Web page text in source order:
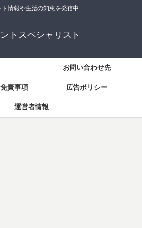
ト情報や生活の知恵を発信中
トスペシャリスト
お問い合わせ先
責事項 広告ポリシー
運営者情報